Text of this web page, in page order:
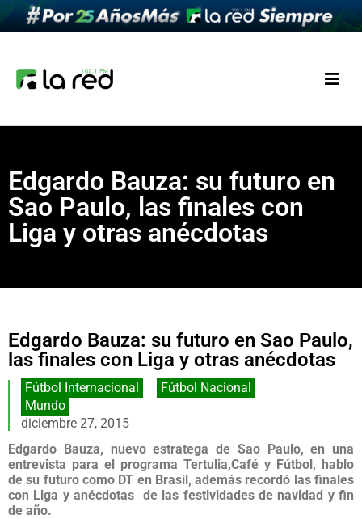
Edgardo Bauza: su futuro en
Sao Paulo, las finales con
Liga y otras anécdotas
Edgardo Bauza: su futuro en Sao Paulo,
las finales con Liga y otras anécdotas
Fútbol Internacional
Fútbol Nacional
Mundo
diciembre 27, 2015
Edgardo Bauza, nuevo estratega de Sao Paulo, en una
entrevista para el programa Tertulia,Café y Fútbol, hablo
de su futuro como DT en Brasil, además recordó las finales
con Liga y anécdotas de las festividades de navidad y fin
de año.